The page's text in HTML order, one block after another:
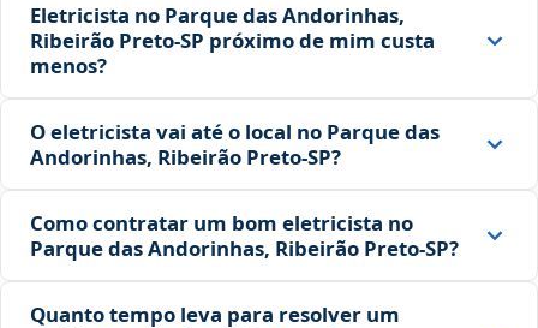
Eletricista no Parque das Andorinhas,
Ribeirão Preto‑SP próximo de mim custa
menos?
O eletricista vai até o local no Parque das
Andorinhas, Ribeirão Preto‑SP?
Como contratar um bom eletricista no
Parque das Andorinhas, Ribeirão Preto‑SP?
Quanto tempo leva para resolver um